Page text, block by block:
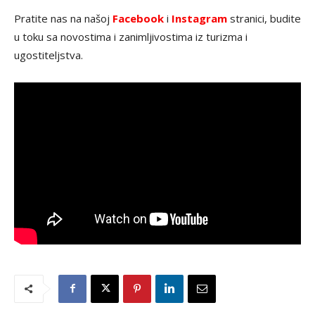
Pratite nas na našoj Facebook i Instagram stranici, budite
u toku sa novostima i zanimljivostima iz turizma i
ugostiteljstva.